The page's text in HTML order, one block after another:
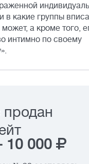
в какие группы
может, а кроме того,
интимно по своему
10 000